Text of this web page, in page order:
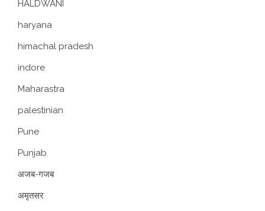
HALDWANI
haryana
himachal pradesh
indore
Maharastra
palestinian
Pune
Punjab
अजब-गजब
अमृतसर